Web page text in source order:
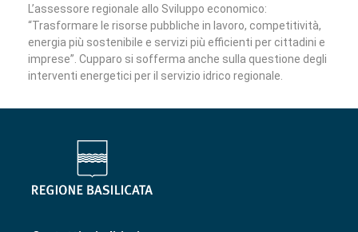
L’assessore regionale allo Sviluppo economico:
“Trasformare le risorse pubbliche in lavoro, competitività,
energia più sostenibile e servizi più efficienti per cittadini e
imprese”. Cupparo si sofferma anche sulla questione degli
interventi energetici per il servizio idrico regionale.